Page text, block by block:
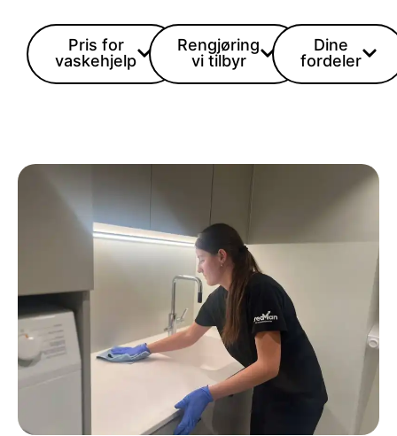
Pris for
vaskehjelp
Rengjøring
vi tilbyr
Dine
fordeler